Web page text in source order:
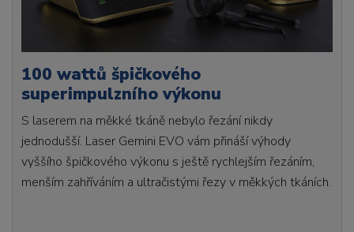
100 wattů špičkového
superimpulzního výkonu
S laserem na měkké tkáně nebylo řezání nikdy
jednodušší. Laser Gemini EVO vám přináší výhody
vyššího špičkového výkonu s ještě rychlejším řezáním,
menším zahříváním a ultračistými řezy v měkkých tkáních.